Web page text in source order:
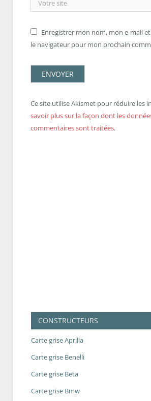
Enregistrer mon nom, mon e-mail
le navigateur pour mon prochain
Ce site utilise Akismet pour réduire les
savoir plus sur la façon dont les
commentaires sont traitées.
CONSTRUCTEURS
Carte grise Aprilia
Carte grise Benelli
Carte grise Beta
Carte grise Bmw